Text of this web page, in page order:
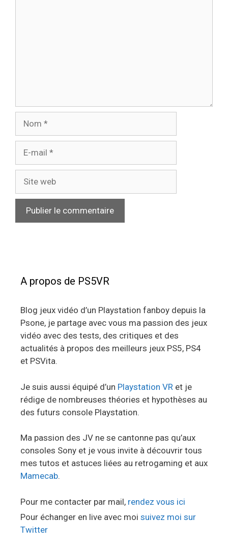
A propos de PS5VR
Blog jeux vidéo d’un Playstation fanboy depuis la
Psone, je partage avec vous ma passion des jeux
vidéo avec des tests, des critiques et des
actualités à propos des meilleurs jeux PS5, PS4
et PSVita.
Je suis aussi équipé d’un Playstation VR et je
rédige de nombreuses théories et hypothèses au
des futurs console Playstation.
Ma passion des JV ne se cantonne pas qu’aux
consoles Sony et je vous invite à découvrir tous
mes tutos et astuces liées au retrogaming et aux
Mamecab.
Pour me contacter par mail, rendez vous ici
Pour échanger en live avec moi suivez moi sur
Twitter